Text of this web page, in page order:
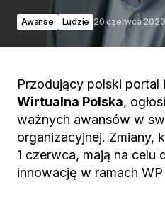
Awanse Ludzie 20 czerwca 2023
Przodujący polski portal
Wirtualna Polska,
ważnych awansów w
organizacyjnej. Zmiany,
1 czerwca, mają na celu
innowację w ramach